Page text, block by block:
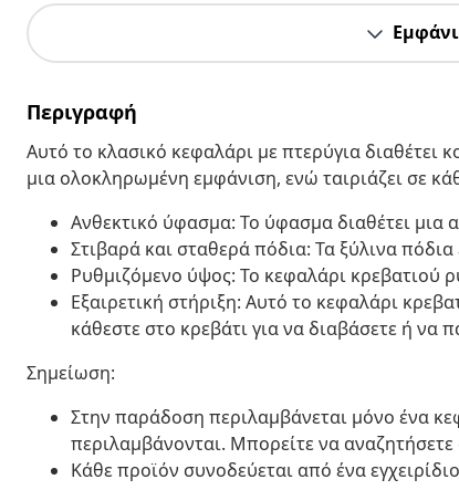
Περιγραφή
Αυτό το κλασικό κεφαλάρι με πτερύγια διαθέτει
μια ολοκληρωμένη εμφάνιση, ενώ ταιριάζει σε
Ανθεκτικό ύφασμα: Το ύφασμα διαθέτει μια
Στιβαρά και σταθερά πόδια: Τα ξύλινα
Ρυθμιζόμενο ύψος: Το κεφαλάρι κρεβατιού
Εξαιρετική στήριξη: Αυτό το κεφαλάρι
κάθεστε στο κρεβάτι για να διαβάσετε ή να
Σημείωση:
Στην παράδοση περιλαμβάνεται μόνο ένα
περιλαμβάνονται. Μπορείτε να
Κάθε προϊόν συνοδεύεται από ένα